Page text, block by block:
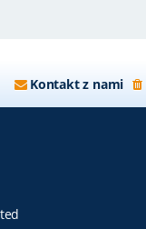
Kontakt z nami